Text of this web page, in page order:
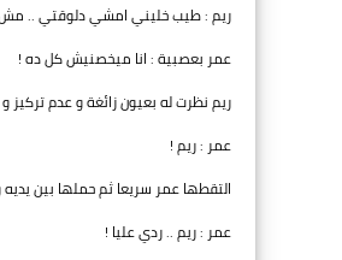
ريم : طيب خليني امشي دلوقتي ..
عمر بعصبية : انا ميخصنيش كل ده !
ريم نظرت له بعيون زائغة و عدم
عمر : ريم !
التقطها عمر سريعا ثم حملها بين
عمر : ريم .. ردي عليا !